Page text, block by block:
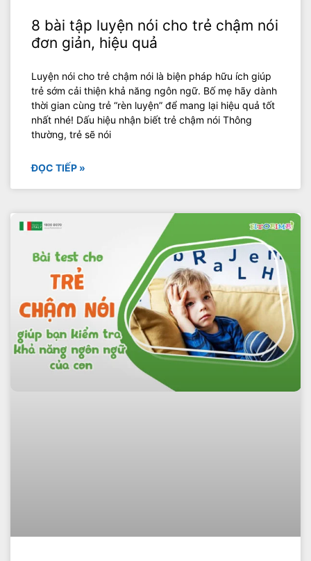
8 bài tập luyện nói cho trẻ chậm nói
đơn giản, hiệu quả
Luyện nói cho trẻ chậm nói là biện pháp hữu ích giúp
trẻ sớm cải thiện khả năng ngôn ngữ. Bố mẹ hãy dành
thời gian cùng trẻ “rèn luyện” để mang lại hiệu quả tốt
nhất nhé! Dấu hiệu nhận biết trẻ chậm nói Thông
thường, trẻ sẽ nói
ĐỌC TIẾP »